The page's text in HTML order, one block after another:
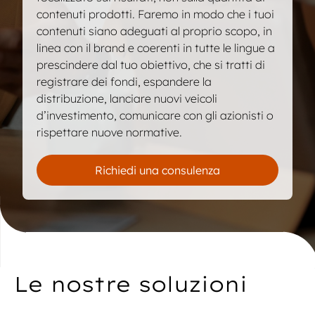
SFDR (PCD, PRD, WD).
Comunicazioni per clienti e azionisti.
Comunicazioni ESG, rapporti di sostenibilità e
sintesi.
Documentazione legata a KYC e apertura dei
conti.
Contratti e accordi di distribuzione.
Parliamo delle tue esigenze in fatto di contenuti
regolatori.
contenuti prodotti. Faremo in modo che i tuoi
contenuti siano adeguati al proprio scopo, in
linea con il brand e coerenti in tutte le lingue a
prescindere dal tuo obiettivo, che si tratti di
registrare dei fondi, espandere la
distribuzione, lanciare nuovi veicoli
d’investimento, comunicare con gli azionisti o
rispettare nuove normative.
Richiedi una consulenza
Le nostre soluzioni